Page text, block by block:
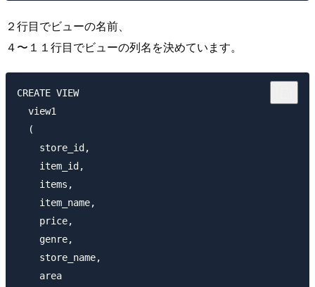
２行目でビューの名前、
４〜１１行目でビューの列名を決めています。
CREATE VIEW
  view1
  (
    store_id,
    item_id,
    items,
    item_name,
    price,
    genre,
    store_name,
    area